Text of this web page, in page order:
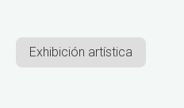
Exhibición artística